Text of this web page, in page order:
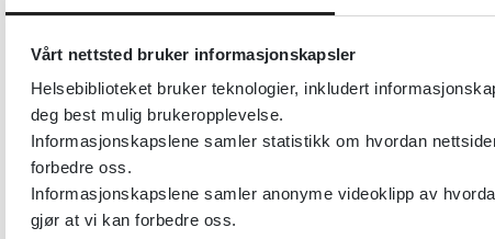
Vårt nettsted bruker informasjonskapsler
Helsebiblioteket bruker teknologier, inkludert
deg best mulig brukeropplevelse.
Informasjonskapslene samler statistikk om hvordan
forbedre oss.
Informasjonskapslene samler anonyme videoklipp av
gjør at vi kan forbedre oss.
Amfetaminer for